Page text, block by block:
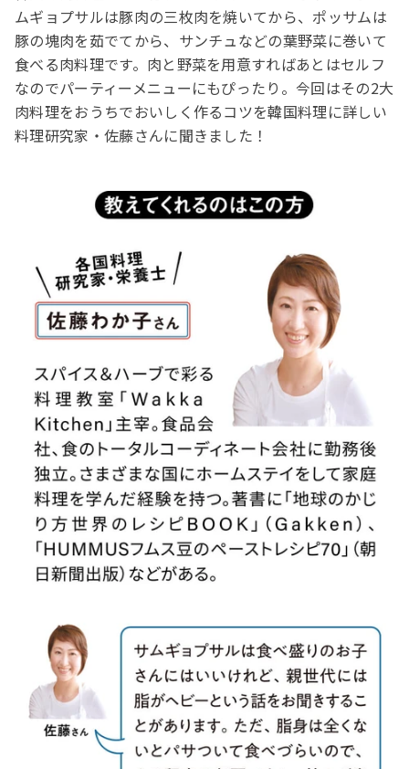
ムギョプサルは豚肉の三枚肉を焼いてから、ポッサムは
豚の塊肉を茹でてから、サンチュなどの葉野菜に巻いて
食べる肉料理です。肉と野菜を用意すればあとはセルフ
なのでパーティーメニューにもぴったり。今回はその2大
肉料理をおうちでおいしく作るコツを韓国料理に詳しい
料理研究家・佐藤さんに聞きました！